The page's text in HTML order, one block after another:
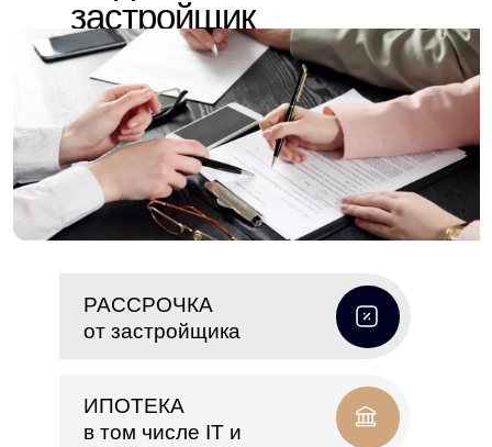
от застройщика
РАССРОЧКА
в том числе IT и
ИПОТЕКА
застройщик